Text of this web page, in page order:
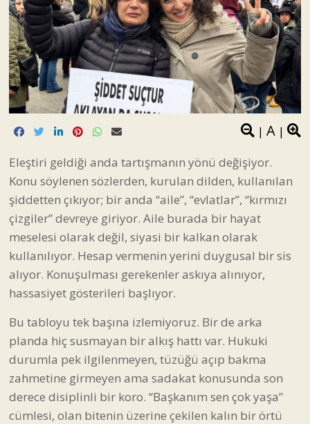
| A |
Eleştiri geldiği anda tartışmanın yönü değişiyor.
Konu söylenen sözlerden, kurulan dilden, kullanılan
şiddetten çıkıyor; bir anda “aile”, “evlatlar”, “kırmızı
çizgiler” devreye giriyor. Aile burada bir hayat
meselesi olarak değil, siyasi bir kalkan olarak
kullanılıyor. Hesap vermenin yerini duygusal bir sis
alıyor. Konuşulması gerekenler askıya alınıyor,
hassasiyet gösterileri başlıyor.
Bu tabloyu tek başına izlemiyoruz. Bir de arka
planda hiç susmayan bir alkış hattı var. Hukuki
durumla pek ilgilenmeyen, tüzüğü açıp bakma
zahmetine girmeyen ama sadakat konusunda son
derece disiplinli bir koro. “Başkanım sen çok yaşa”
cümlesi, olan bitenin üzerine çekilen kalın bir örtü